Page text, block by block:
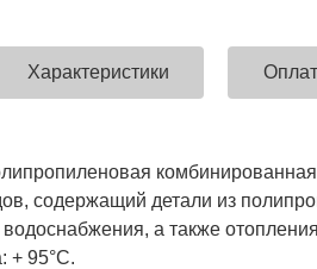
Характеристики
содержащий детали из
водоснабжения, а также
+ 95°С.